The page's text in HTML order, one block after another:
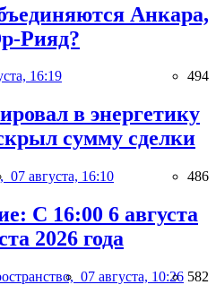
Анкара,
Рияд?
16:19 494
в энергетику
сумму сделки
07 августа, 16:10 486
С 16:00 6 августа
2026 года
07 августа, 10:26 582